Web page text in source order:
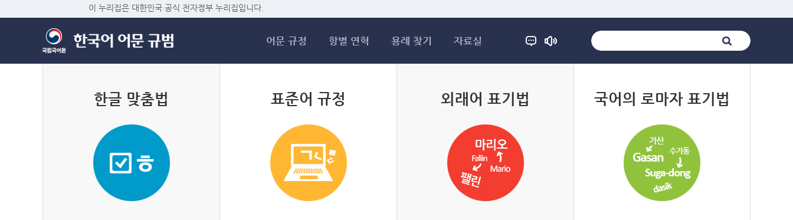
이 누리집은 대한민국 공식 전자정부 누리집입니다.
어문 규정 항별 연혁 용례 찾기 자료실
한글 맞춤법 표준어 규정 외래어 표기법 국어의 로마자 표기법